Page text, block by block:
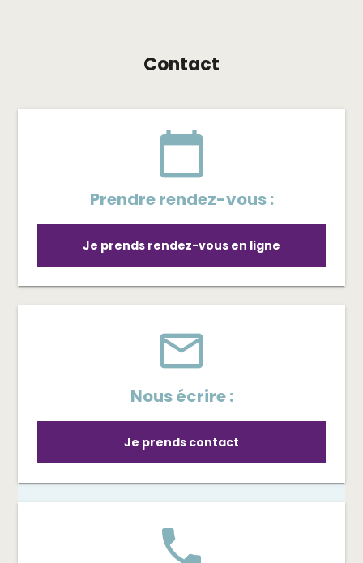
Contact
calendar_today
Prendre rendez-vous :
Je prends rendez-vous en ligne
mail_outline
Nous écrire :
Je prends contact
phone